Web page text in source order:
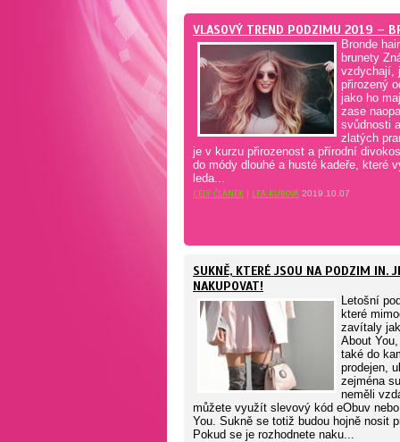
VLASOVÝ TREND PODZIMU 2019 –
Bronde
brunety
vzdychají,
přirozený
jako ho
zase
svůdnosti
zlatých
je v kurzu přirozenost a přírodní
do módy dlouhé a husté kadeře, které
leda...
CELÝ ČLÁNEK | LEA KUBOVÁ 2019.10.07
SUKNĚ, KTERÉ JSOU NA PODZIM IN.
NAKUPOVAT!
Letošní
které
zavítaly
About
také do
prodejen,
zejména
neměli
můžete využít slevový kód eObuv
You. Sukně se totiž budou hojně nosit
Pokud se je rozhodnete naku...